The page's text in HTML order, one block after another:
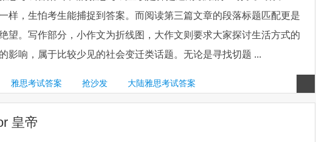
样，生怕考生能捕捉到答案。而阅读第三篇文章的段落标题匹配更是
望。写作部分，小作文为折线图，大作文则要求大家探讨生活方式的
影响，属于比较少见的社会变迁类话题。无论是寻找切题 ...
雅思考试答案 抢沙发 大陆雅思考试答案
more
皇帝